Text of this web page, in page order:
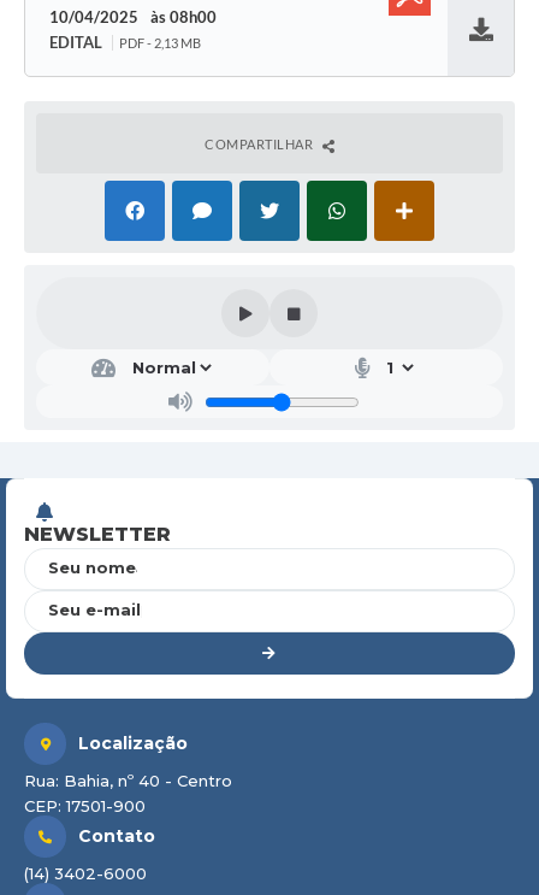
10/04/2025
08h00
EDITAL
PDF - 2,13 MB
COMPARTILHAR
NEWSLETTER
Seu nome
Seu e-mail
Localização
Rua: Bahia, nº 40 - Centro
CEP: 17501-900
Contato
(14) 3402-6000